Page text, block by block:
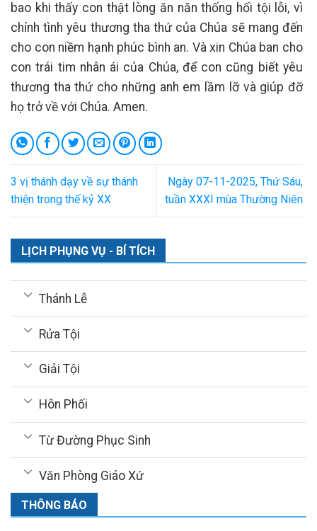
bao khi thấy con thật lòng ăn năn thống hối tội lỗi, vì
chính tình yêu thương tha thứ của Chúa sẽ mang đến
cho con niềm hạnh phúc bình an. Và xin Chúa ban cho
con trái tim nhân ái của Chúa, để con cũng biết yêu
thương tha thứ cho những anh em lầm lỡ và giúp đỡ
họ trở về với Chúa. Amen.
3 vị thánh dạy về sự thánh
thiện trong thế kỷ XX
Ngày 07-11-2025, Thứ Sáu,
tuần XXXI mùa Thường Niên
LỊCH PHỤNG VỤ - BÍ TÍCH
Thánh Lễ
Rửa Tội
Giải Tội
Hôn Phối
Từ Đường Phục Sinh
Văn Phòng Giáo Xứ
THÔNG BÁO